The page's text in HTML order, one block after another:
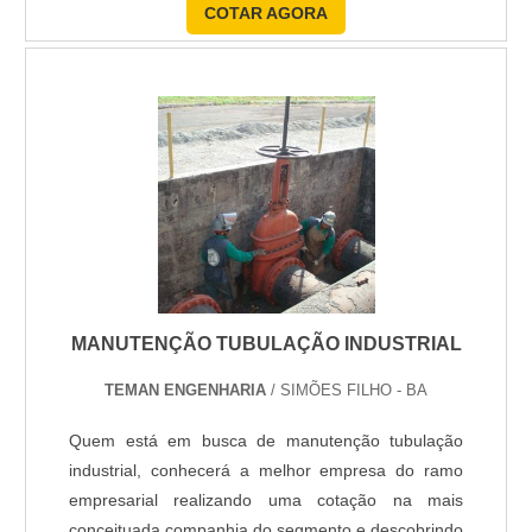
serviços de manutenção preventiva e reparos, com
a máxima eficiência e agilidade para que os
afetados. SERVIÇOS DE MANUTENÇÃO E
REVISÃO PARA: - SERVO MOTORES -
ENCODER....
COTAR AGORA
MANUTENÇÃO TUBULAÇÃO INDUSTRIAL
TEMAN ENGENHARIA / SIMÕES FILHO - BA
Quem está em busca de manutenção tubulação
industrial, conhecerá a melhor empresa do ramo
empresarial realizando uma cotação na mais